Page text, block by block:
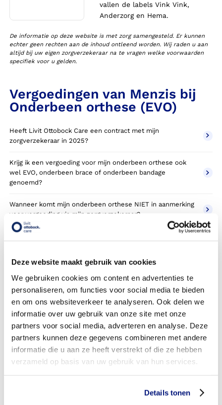
Deze website maakt gebruik van cookies
We gebruiken cookies om content en advertenties te
personaliseren, om functies voor social media te bieden
en om ons websiteverkeer te analyseren. Ook delen we
informatie over uw gebruik van onze site met onze
partners voor social media, adverteren en analyse. Deze
partners kunnen deze gegevens combineren met andere
informatie die u aan ze heeft verstrekt of die ze hebben
verzameld op basis van uw gebruik van hun services.
Details tonen
vallen de labels Vink Vink,
Anderzorg en Hema.
De informatie op deze website is met zorg samengesteld. Er kunnen
echter geen rechten aan de inhoud ontleend worden. Wij raden u aan
altijd bij uw eigen zorgverzekeraar na te vragen welke voorwaarden
specifiek voor u gelden.
Vergoedingen van Menzis bij
Onderbeen orthese (EVO)
Heeft Livit Ottobock Care een contract met mijn
zorgverzekeraar in 2025?
Krijg ik een vergoeding voor mijn onderbeen orthese ook
wel EVO, onderbeen brace of onderbeen bandage
genoemd?
Wanneer komt mijn onderbeen orthese NIET in aanmerking
voor vergoeding via mijn zorgverzekeraar?
Wordt mijn onderbeen orthese vergoed vanuit een
aanvullende verzekering?
Is de onderbeen orthese individueel vervaardigd of
verkrijgbaar in confectie standaard uitvoeringen?
Is de onderbeen orthese mijn eigendom?
Wanneer mag mijn onderbeen orthese vervangen worden?
Heb ik voor het laten aanmeten van een onderbeen